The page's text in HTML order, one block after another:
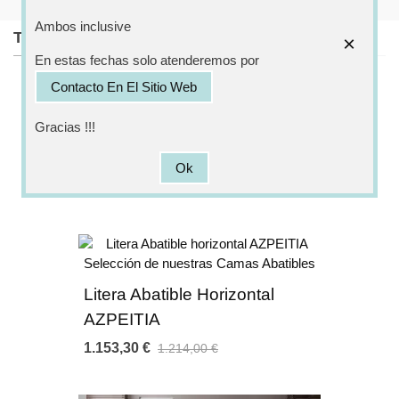
accionado mediante pistones de gas.
Su composición de estructura de madera de partículas de 30
mm con somier de lamas le aporta una gran resistencia y
durabilidad.
El escritorio se pliega cuando no vayas hacer uso del mismo, lo
Gran gama de colores disponibles para que lo pueda combinar
a su gusto con el resto del mobiliario.
Gran fiabilidad con escalera metálica para acceder a la cama y
barandilla de seguridad integrada fabricada en acero reforzado.
sin necesidad de quitar el edredón para cerrarla.
VIDEO MONTAJE AQUI
Montaje consultar
También te puede interesar
Litera Abatible Horizontal
Litera Abatible Horizontal
AZPEITIA
1.153,30 € 1.214,00 €
Ambos inclusive
En estas fechas solo atenderemos por
Contacto En El Sitio Web
Gracias !!!
Ok
×